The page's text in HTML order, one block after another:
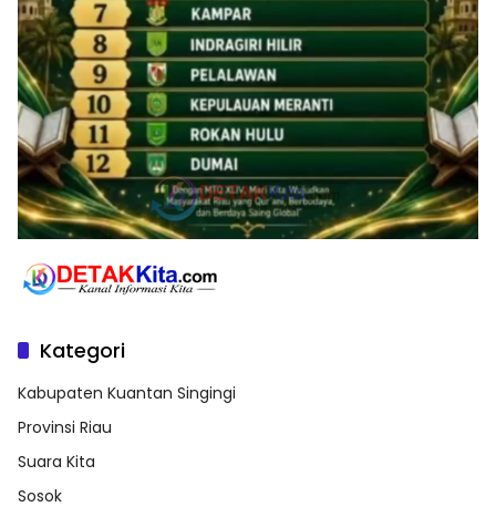
Kategori
Kabupaten Kuantan Singingi
Provinsi Riau
Suara Kita
Sosok